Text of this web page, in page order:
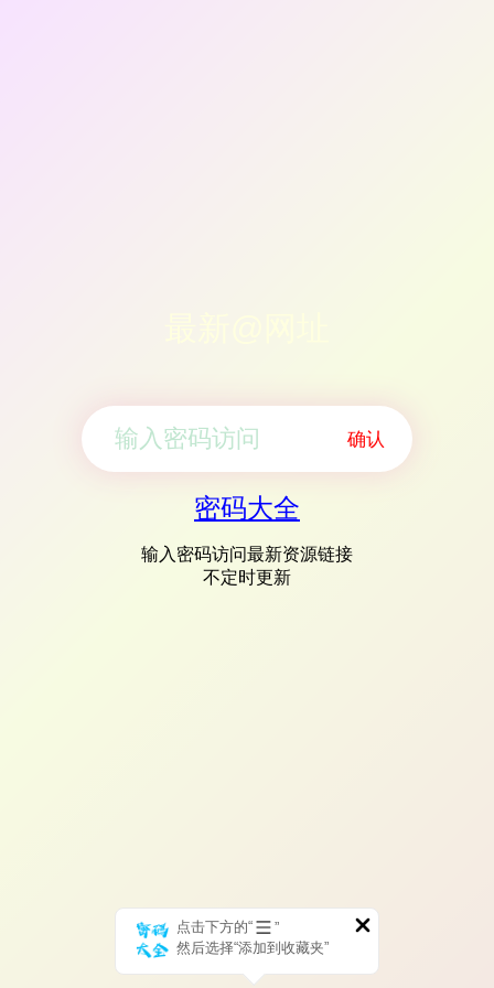
确认
密码大全
输入密码访问最新资源链接
不定时更新
点击下方的“
”
然后选择“添加到收藏夹”